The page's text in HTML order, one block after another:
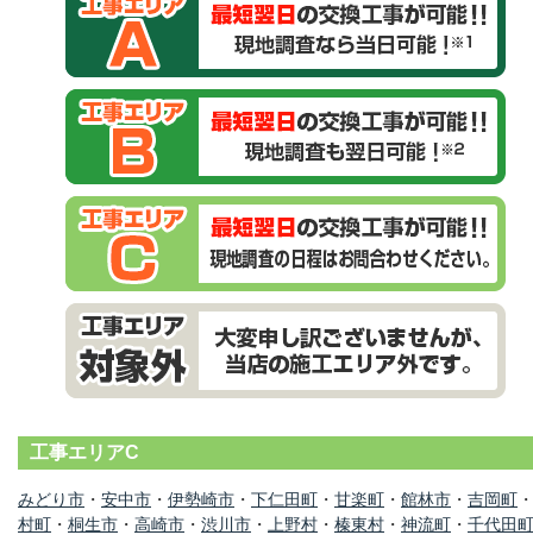
工事エリアC
みどり市 ・ 安中市 ・ 伊勢崎市 ・ 下仁田町 ・ 甘楽町 ・ 館林市 ・ 吉岡町 ・
村町 ・ 桐生市 ・ 高崎市 ・ 渋川市 ・ 上野村 ・ 榛東村 ・ 神流町 ・ 千代田町